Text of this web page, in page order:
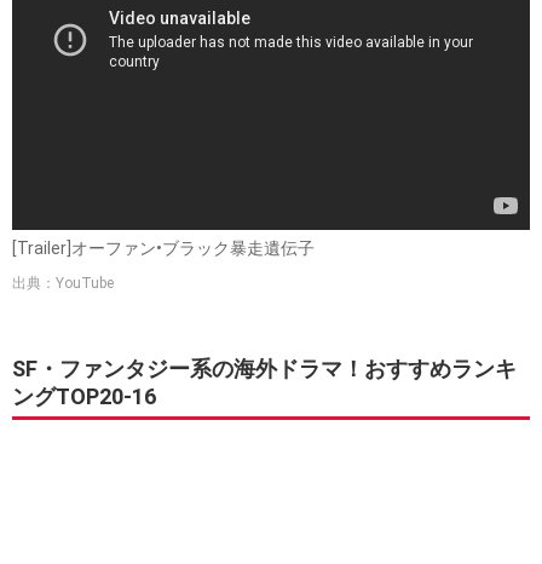
[Trailer]オーファン•ブラック暴走遺伝子
出典：YouTube
SF・ファンタジー系の海外ドラマ！おすすめランキ
ングTOP20-16